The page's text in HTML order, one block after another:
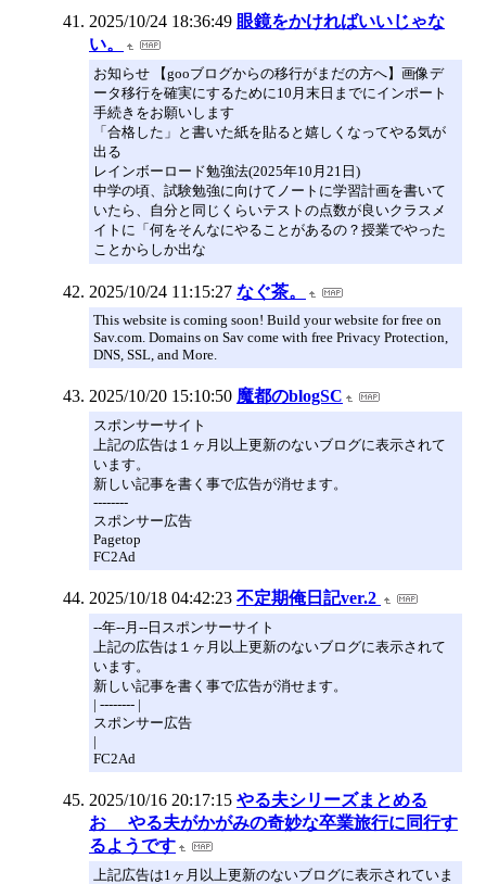
2025/10/24 18:36:49 眼鏡をかければいいじゃな
い。
お知らせ 【gooブログからの移行がまだの方へ】画像デ
ータ移行を確実にするために10月末日までにインポート
手続きをお願いします
「合格した」と書いた紙を貼ると嬉しくなってやる気が
出る
レインボーロード勉強法(2025年10月21日)
中学の頃、試験勉強に向けてノートに学習計画を書いて
いたら、自分と同じくらいテストの点数が良いクラスメ
イトに「何をそんなにやることがあるの？授業でやった
ことからしか出な
2025/10/24 11:15:27 なぐ茶。
This website is coming soon! Build your website for free on
Sav.com. Domains on Sav come with free Privacy Protection,
DNS, SSL, and More.
2025/10/20 15:10:50 魔都のblogSC
スポンサーサイト
上記の広告は１ヶ月以上更新のないブログに表示されて
います。
新しい記事を書く事で広告が消せます。
--------
スポンサー広告
Pagetop
FC2Ad
2025/10/18 04:42:23 不定期俺日記ver.2
--年--月--日スポンサーサイト
上記の広告は１ヶ月以上更新のないブログに表示されて
います。
新しい記事を書く事で広告が消せます。
| -------- |
スポンサー広告
|
FC2Ad
2025/10/16 20:17:15 やる夫シリーズまとめる
お やる夫がかがみの奇妙な卒業旅行に同行す
るようです
上記広告は1ヶ月以上更新のないブログに表示されていま